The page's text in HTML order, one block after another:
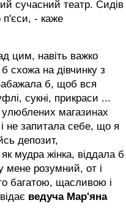
сучасний театр. Сидів
п'єси, - каже
цим, навіть важко
схожа на дівчинку з
б, щоб вся
сукні, прикраси ...
магазинах
не запитала себе, що я
депозит,
мудра жінка, віддала б
мене розумний, от і
багатою, щасливою і
ведуча Мар'яна